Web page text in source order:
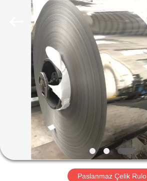
EVDE
ÜRÜN
VIDEOLAR
HAKKIMIZDA
HONGJINMILAI
Paslanmaz Çelik Rulo